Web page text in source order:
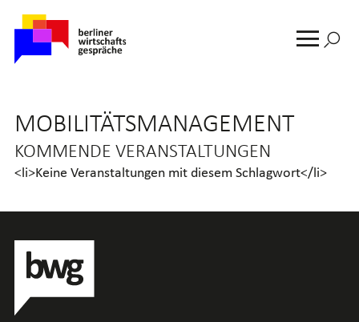
Suchen
MOBILITÄTSMANAGEMENT
KOMMENDE VERANSTALTUNGEN
<li>Keine Veranstaltungen mit diesem Schlagwort</li>